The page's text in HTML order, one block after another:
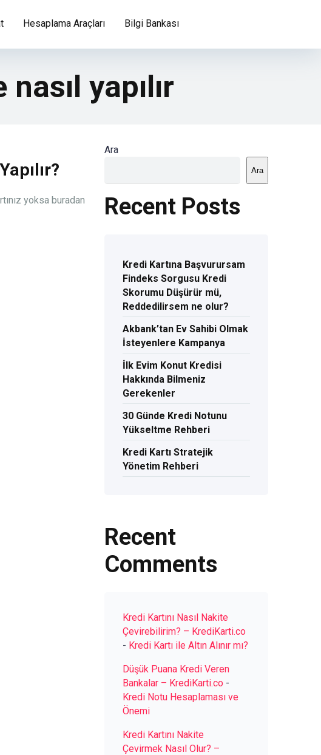
Hesaplama Araçları Bilgi Bankası
yapılır
yoksa buradan
Ara
Ara
Recent Posts
Kredi Kartına Başvurursam
Findeks Sorgusu Kredi
Skorumu Düşürür mü,
Reddedilirsem ne olur?
Akbank’tan Ev Sahibi Olmak
İsteyenlere Kampanya
İlk Evim Konut Kredisi
Hakkında Bilmeniz
Gerekenler
30 Günde Kredi Notunu
Yükseltme Rehberi
Kredi Kartı Stratejik
Yönetim Rehberi
Recent
Comments
Kredi Kartını Nasıl Nakite
Çevirebilirim? – KrediKarti.co
- Kredi Kartı ile Altın Alınır mı?
Düşük Puana Kredi Veren
Bankalar – KrediKarti.co -
Kredi Notu Hesaplaması ve
Önemi
Kredi Kartını Nakite
Çevirmek Nasıl Olur? –